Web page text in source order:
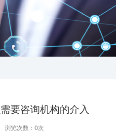
要咨询机构的介入
览次数： 0次